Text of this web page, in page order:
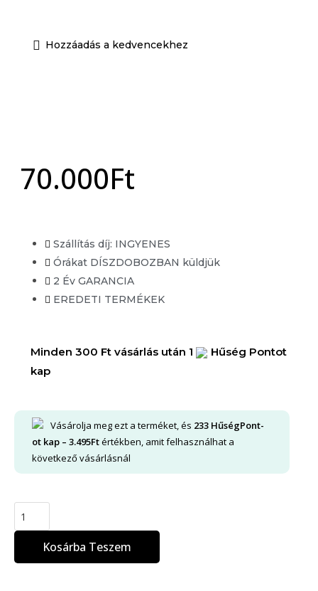
Hozzáadás a kedvencekhez
70.000Ft
Szállítás díj: INGYENES
Órákat DÍSZDOBOZBAN küldjük
2 Év GARANCIA
EREDETI TERMÉKEK
Minden 300 Ft vásárlás után 1
Hűség Pontot
kap
Vásárolja meg ezt a terméket, és 233 HűségPont-
ot kap – 3.495Ftértékben, amit felhasználhat a
következő vásárlásnál
Kosárba Teszem